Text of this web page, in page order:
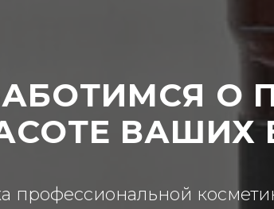
О
ВАШИХ
профессиональной